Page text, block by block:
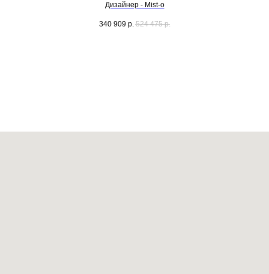
Дизайнер - Mist-o
340 909 р. 524 475 р.